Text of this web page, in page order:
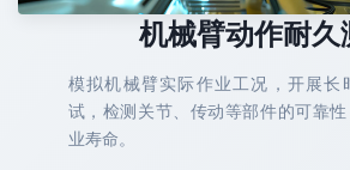
机械臂动作耐久
模拟机械臂实际作业工况，开展长
试，检测关节、传动等部件的可靠
业寿命。